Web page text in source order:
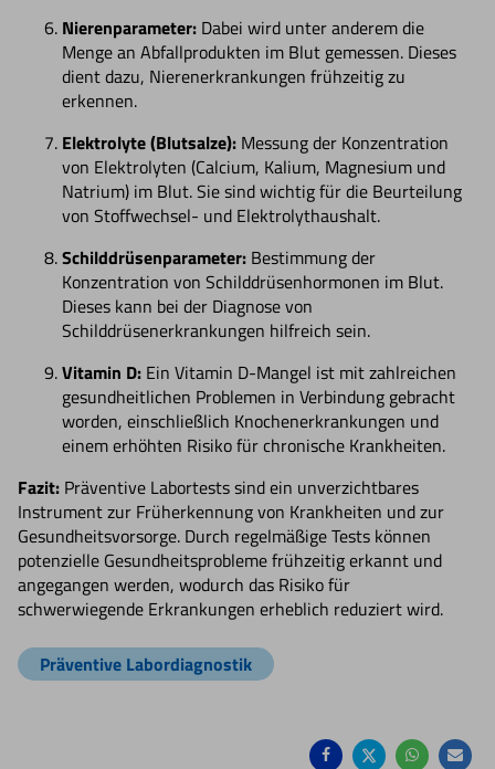
Nierenparameter: Dabei wird unter anderem die
Menge an Abfallprodukten im Blut gemessen. Dieses
dient dazu, Nierenerkrankungen frühzeitig zu
erkennen.
Elektrolyte (Blutsalze): Messung der Konzentration
von Elektrolyten (Calcium, Kalium, Magnesium und
Natrium) im Blut. Sie sind wichtig für die Beurteilung
von Stoffwechsel- und Elektrolythaushalt.
Schilddrüsenparameter: Bestimmung der
Konzentration von Schilddrüsenhormonen im Blut.
Dieses kann bei der Diagnose von
Schilddrüsenerkrankungen hilfreich sein.
Vitamin D: Ein Vitamin D-Mangel ist mit zahlreichen
gesundheitlichen Problemen in Verbindung gebracht
worden, einschließlich Knochenerkrankungen und
einem erhöhten Risiko für chronische Krankheiten.
Fazit: Präventive Labortests sind ein unverzichtbares
Instrument zur Früherkennung von Krankheiten und zur
Gesundheitsvorsorge. Durch regelmäßige Tests können
potenzielle Gesundheitsprobleme frühzeitig erkannt und
angegangen werden, wodurch das Risiko für
schwerwiegende Erkrankungen erheblich reduziert wird.
Präventive Labordiagnostik
teilen teilen teilen